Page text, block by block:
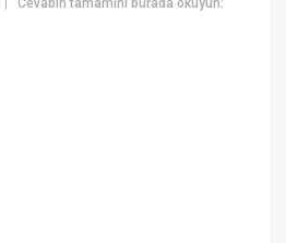
|Cevabın tamamını burada okuyun: